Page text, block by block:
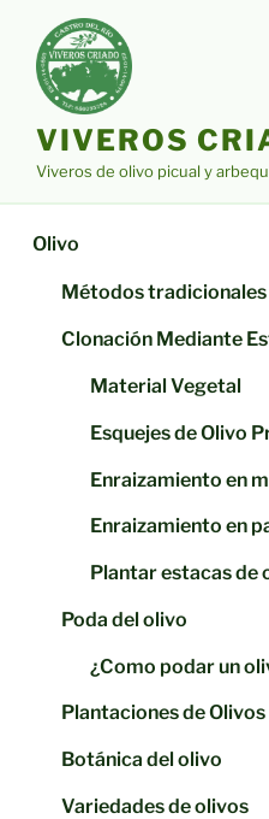
contenido
VIVEROS
Viveros de olivo picual y
Olivo
Métodos tradicionales
Clonación Mediante
Material Vegetal
Esquejes de Olivo
Enraizamiento en
Enraizamiento en
Plantar estacas de
Poda del olivo
¿Como podar un
Plantaciones de Olivos
Botánica del olivo
Variedades de olivos